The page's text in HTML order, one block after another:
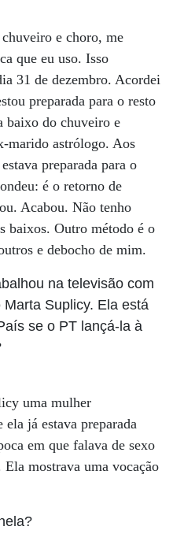
e choro, me
que eu uso. Isso
31 de dezembro. Acordei
preparada para o resto
baixo do chuveiro e
marido astrólogo. Aos
preparada para o
é o retorno de
Acabou. Não tenho
baixos. Outro método é o
e debocho de mim.
na televisão com
Suplicy. Ela está
se o PT lançá-la à
uma mulher
já estava preparada
em que falava de sexo
Ela mostrava uma vocação